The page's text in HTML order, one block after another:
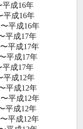
平成16年
平成16年
平成16年
平成17年
平成17年
平成17年
平成17年
平成12年
平成12年
平成12年
平成12年
平成12年